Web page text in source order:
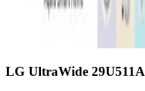
LG UltraWide 29U511A